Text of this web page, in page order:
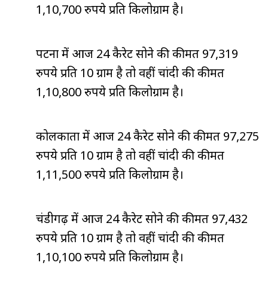
1,10,700 रुपये प्रति किलोग्राम है।
पटना में आज 24 कैरेट सोने की कीमत 97,319
रुपये प्रति 10 ग्राम है तो वहीं चांदी की कीमत
1,10,800 रुपये प्रति किलोग्राम है।
कोलकाता में आज 24 कैरेट सोने की कीमत 97,275
रुपये प्रति 10 ग्राम है तो वहीं चांदी की कीमत
1,11,500 रुपये प्रति किलोग्राम है।
चंडीगढ़ में आज 24 कैरेट सोने की कीमत 97,432
रुपये प्रति 10 ग्राम है तो वहीं चांदी की कीमत
1,10,100 रुपये प्रति किलोग्राम है।